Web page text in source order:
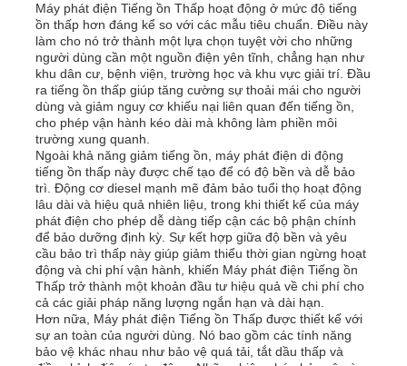
bộ máy phát điện diesel
bộ máy phát điện xăng
Bộ máy phát điện biến tần
Bộ phát điện di động
Bộ máy phát điện công nghiệp
Bộ máy phát điện kỹ thuật số
Open Frame Generator
Máy phát điện Tiếng ồn Thấp hoạt động ở mức độ tiếng
ồn thấp hơn đáng kể so với các mẫu tiêu chuẩn. Điều này
làm cho nó trở thành một lựa chọn tuyệt vời cho những
người dùng cần một nguồn điện yên tĩnh, chẳng hạn như
khu dân cư, bệnh viện, trường học và khu vực giải trí. Đầu
ra tiếng ồn thấp giúp tăng cường sự thoải mái cho người
dùng và giảm nguy cơ khiếu nại liên quan đến tiếng ồn,
cho phép vận hành kéo dài mà không làm phiền môi
trường xung quanh.
Ngoài khả năng giảm tiếng ồn, máy phát điện di động
tiếng ồn thấp này được chế tạo để có độ bền và dễ bảo
trì. Động cơ diesel mạnh mẽ đảm bảo tuổi thọ hoạt động
lâu dài và hiệu quả nhiên liệu, trong khi thiết kế của máy
phát điện cho phép dễ dàng tiếp cận các bộ phận chính
để bảo dưỡng định kỳ. Sự kết hợp giữa độ bền và yêu
cầu bảo trì thấp này giúp giảm thiểu thời gian ngừng hoạt
động và chi phí vận hành, khiến Máy phát điện Tiếng ồn
Thấp trở thành một khoản đầu tư hiệu quả về chi phí cho
cả các giải pháp năng lượng ngắn hạn và dài hạn.
Hơn nữa, Máy phát điện Tiếng ồn Thấp được thiết kế với
sự an toàn của người dùng. Nó bao gồm các tính năng
bảo vệ khác nhau như bảo vệ quá tải, tắt dầu thấp và